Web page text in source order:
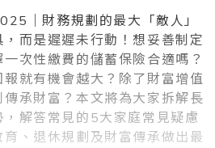
｜財務規劃的最大「敵人」
而是遲遲未行動！想妥善制定
次性繳費的儲蓄保險合適嗎？
就有機會越大？除了財富增值
承財富？本文將為大家拆解長
解答常見的5大家庭常見疑慮
、退休規劃及財富傳承做出最